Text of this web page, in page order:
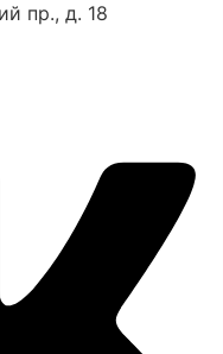
пр., д. 18